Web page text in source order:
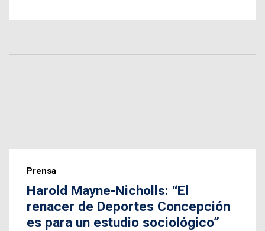
Prensa
Harold Mayne-Nicholls: “El
renacer de Deportes Concepción
es para un estudio sociológico”